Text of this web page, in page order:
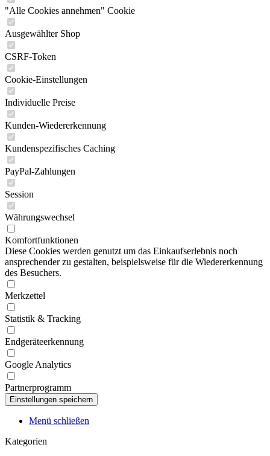
"Alle Cookies annehmen" Cookie
Ausgewählter Shop
CSRF-Token
Cookie-Einstellungen
Individuelle Preise
Kunden-Wiedererkennung
Kundenspezifisches Caching
PayPal-Zahlungen
Session
Währungswechsel
Komfortfunktionen
Diese Cookies werden genutzt um das Einkaufserlebnis noch
ansprechender zu gestalten, beispielsweise für die Wiedererkennung
des Besuchers.
Merkzettel
Statistik & Tracking
Endgeräteerkennung
Google Analytics
Partnerprogramm
Menü schließen
Kategorien